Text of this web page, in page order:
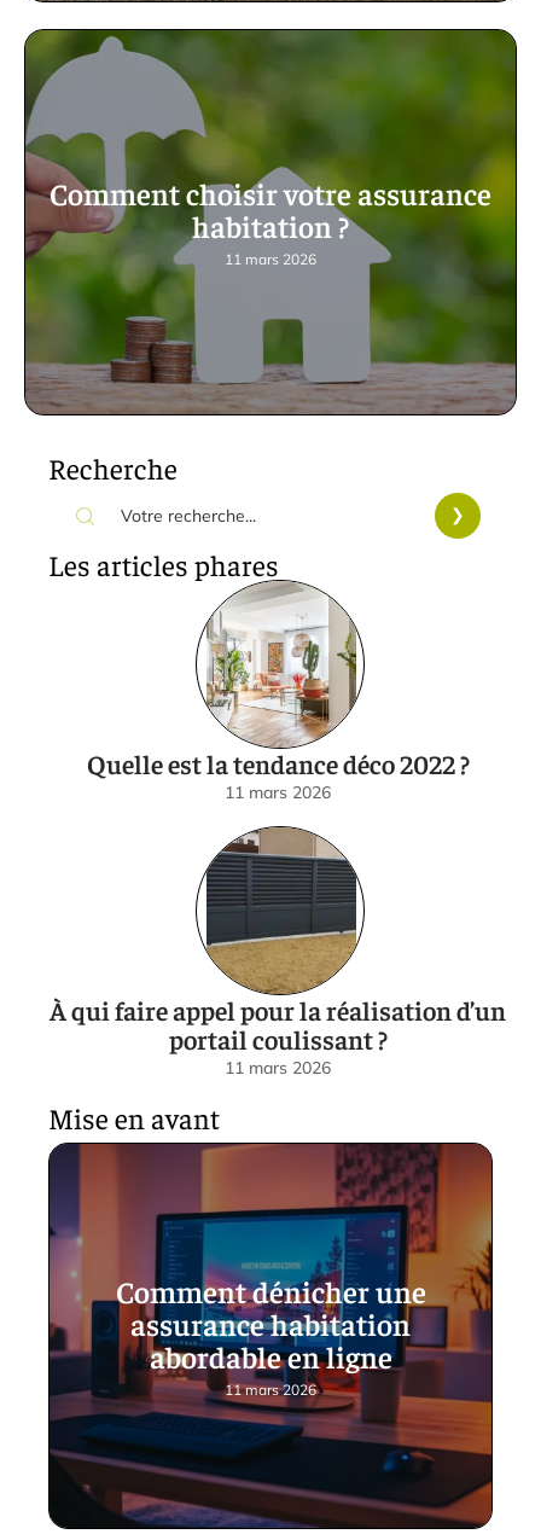
Comment choisir votre assurance
habitation ?
11 mars 2026
Recherche
Les articles phares
Quelle est la tendance déco 2022 ?
11 mars 2026
À qui faire appel pour la réalisation d’un
portail coulissant ?
11 mars 2026
Mise en avant
Comment dénicher une
assurance habitation
abordable en ligne
11 mars 2026